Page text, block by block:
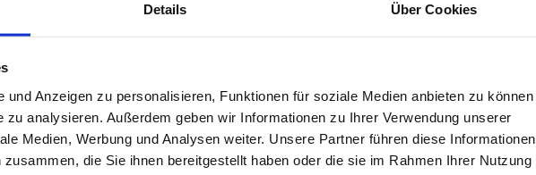
Details Über Cookies
und Anzeigen zu personalisieren, Funktionen für soziale Medien anbieten zu können
zu analysieren. Außerdem geben wir Informationen zu Ihrer Verwendung unserer
Medien, Werbung und Analysen weiter. Unsere Partner führen diese Informationen
die Sie ihnen bereitgestellt haben oder die sie im Rahmen Ihrer Nutzung